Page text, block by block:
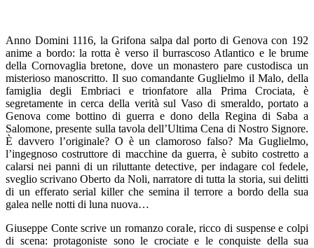
Anno Domini 1116, la Grifona salpa dal porto di Genova con 192
anime a bordo: la rotta è verso il burrascoso Atlantico e le brume
della Cornovaglia bretone, dove un monastero pare custodisca un
misterioso manoscritto. Il suo comandante Guglielmo il Malo, della
famiglia degli Embriaci e trionfatore alla Prima Crociata, è
segretamente in cerca della verità sul Vaso di smeraldo, portato a
Genova come bottino di guerra e dono della Regina di Saba a
Salomone, presente sulla tavola dell’Ultima Cena di Nostro Signore.
È davvero l’originale? O è un clamoroso falso? Ma Guglielmo,
l’ingegnoso costruttore di macchine da guerra, è subito costretto a
calarsi nei panni di un riluttante detective, per indagare col fedele,
sveglio scrivano Oberto da Noli, narratore di tutta la storia, sui delitti
di un efferato serial killer che semina il terrore a bordo della sua
galea nelle notti di luna nuova…
Giuseppe Conte scrive un romanzo corale, ricco di suspense e colpi
di scena: protagoniste sono le crociate e le conquiste della sua